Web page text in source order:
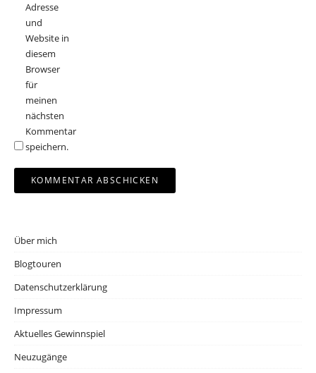
Adresse
und
Website in
diesem
Browser
für
meinen
nächsten
Kommentar
speichern.
Über mich
Blogtouren
Datenschutzerklärung
Impressum
Aktuelles Gewinnspiel
Neuzugänge